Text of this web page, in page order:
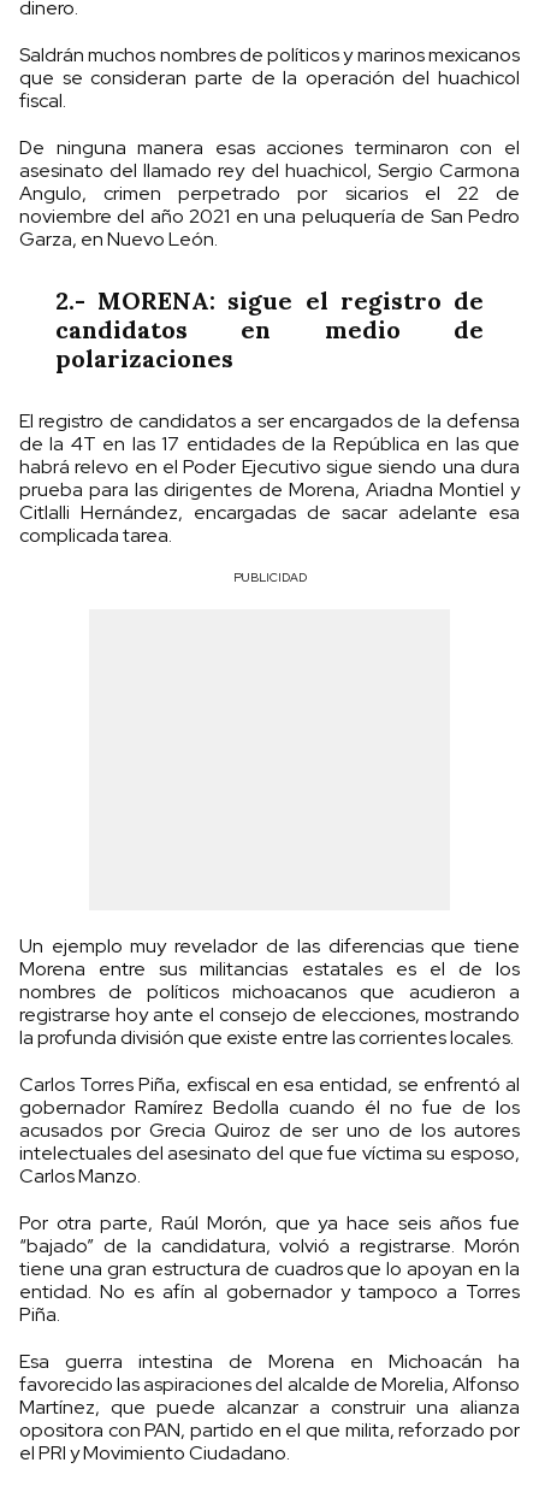
dinero.
Saldrán muchos nombres de políticos y marinos mexicanos
que se consideran parte de la operación del huachicol
fiscal.
De ninguna manera esas acciones terminaron con el
asesinato del llamado rey del huachicol, Sergio Carmona
Angulo, crimen perpetrado por sicarios el 22 de
noviembre del año 2021 en una peluquería de San Pedro
Garza, en Nuevo León.
2.- MORENA: sigue el registro de
candidatos en medio de
polarizaciones
El registro de candidatos a ser encargados de la defensa
de la 4T en las 17 entidades de la República en las que
habrá relevo en el Poder Ejecutivo sigue siendo una dura
prueba para las dirigentes de Morena, Ariadna Montiel y
Citlalli Hernández, encargadas de sacar adelante esa
complicada tarea.
PUBLICIDAD
Un ejemplo muy revelador de las diferencias que tiene
Morena entre sus militancias estatales es el de los
nombres de políticos michoacanos que acudieron a
registrarse hoy ante el consejo de elecciones, mostrando
la profunda división que existe entre las corrientes locales.
Carlos Torres Piña, exfiscal en esa entidad, se enfrentó al
gobernador Ramírez Bedolla cuando él no fue de los
acusados por Grecia Quiroz de ser uno de los autores
intelectuales del asesinato del que fue víctima su esposo,
Carlos Manzo.
Por otra parte, Raúl Morón, que ya hace seis años fue
“bajado” de la candidatura, volvió a registrarse. Morón
tiene una gran estructura de cuadros que lo apoyan en la
entidad. No es afín al gobernador y tampoco a Torres
Piña.
Esa guerra intestina de Morena en Michoacán ha
favorecido las aspiraciones del alcalde de Morelia, Alfonso
Martínez, que puede alcanzar a construir una alianza
opositora con PAN, partido en el que milita, reforzado por
el PRI y Movimiento Ciudadano.